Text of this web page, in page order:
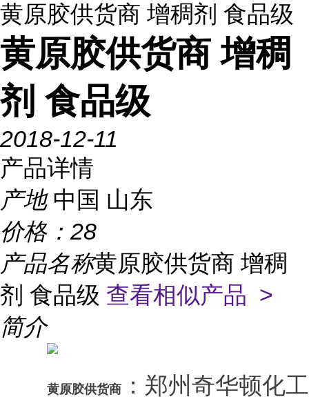
黄原胶供货商 增稠剂 食品级
黄原胶供货商 增稠
剂 食品级
2018-12-11
产品详情
产地 中国 山东
价格： 28
产品名称黄原胶供货商 增稠
剂 食品级 查看相似产品 >
简介
黄原胶供货商：郑州奇华顿化工